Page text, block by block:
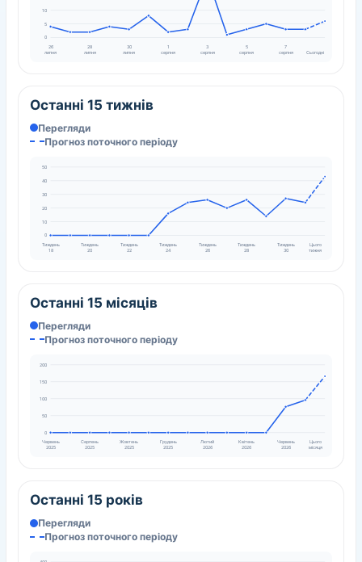
10
5
0
26
липня
28
липня
30
липня
1
серпня
3
серпня
5
серпня
7
серпня Сьогодні
Останні 15 тижнів
Перегляди
Прогноз поточного періоду
50
40
30
20
10
0
Тиждень
18
Тиждень
20
Тиждень
22
Тиждень
24
Тиждень
26
Тиждень
28
Тиждень
30
Цього
тижня
Останні 15 місяців
Перегляди
Прогноз поточного періоду
200
150
100
50
0
Червень
2025
Серпень
2025
Жовтень
2025
Грудень
2025
Лютий
2026
Квітень
2026
Червень
2026
Цього
місяця
Останні 15 років
Перегляди
Прогноз поточного періоду